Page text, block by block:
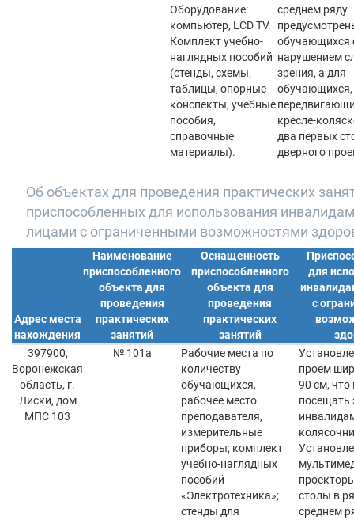
Оборудование:
компьютер, LCD TV.
Комплект учебно-
наглядных пособий
(стенды, схемы,
таблицы, опорные
конспекты, учебные
пособия,
справочные
материалы).
среднем ряду
обучающихся
нарушением
зрения, а для
обучающихся,
кресле-
два первых
дверного
Об объектах для проведения практических
приспособленных для использования
лицами с ограниченными возможностями
Адрес места
нахождения
Наименование
приспособленного
объекта для
проведения
практических
занятий
Оснащенность
приспособленного
объекта для
проведения
практических
занятий
для
с
397900,
Воронежская
область, г.
Лиски, дом
МПС 103
№ 101а
Рабочие места по
количеству
обучающихся,
рабочее место
преподавателя,
измерительные
приборы; комплект
учебно-наглядных
пособий
«Электротехника»;
стенды для
проем
90 см, что
посещать
столы в
среднем